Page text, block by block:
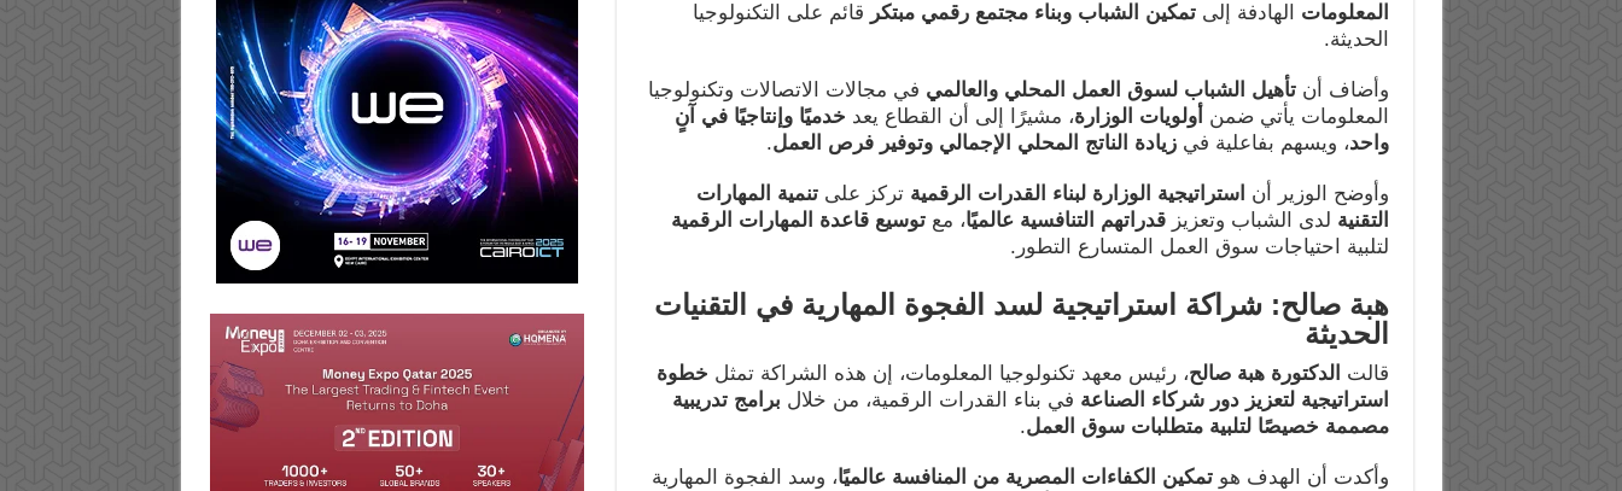
المعلومات الهادفة إلىتمكين الشباب وبناء مجتمع رقمي مبتكر قائم على التكنولوجيا
الحديثة.
وأضاف أنتأهيل الشباب لسوق العمل المحلي والعالمي في مجالات الاتصالات وتكنولوجيا
المعلومات يأتي ضمن أولويات الوزارة، مشيرًا إلى أن القطاع يعد خدميًا وإنتاجيًا في آنٍ
واحد، ويسهم بفاعلية فيزيادة الناتج المحلي الإجمالي وتوفير فرص العمل.
وأوضح الوزير أن استراتيجية الوزارة لبناء القدرات الرقمية تركز علىتنمية المهارات
التقنية لدى الشباب وتعزيزقدراتهم التنافسية عالميًا، معتوسيع قاعدة المهارات الرقمية
لتلبية احتياجات سوق العمل المتسارع التطور.
هبة صالح: شراكة استراتيجية لسد الفجوة المهارية في التقنيات
الحديثة
قالت الدكتورة هبة صالح، رئيس معهد تكنولوجيا المعلومات، إن هذه الشراكة تمثل خطوة
استراتيجية لتعزيز دور شركاء الصناعة في بناء القدرات الرقمية، من خلال برامج تدريبية
مصممة خصيصًا لتلبية متطلبات سوق العمل.
وأكدت أن الهدف هوتمكين الكفاءات المصرية من المنافسة عالميًا، وسد الفجوة المهارية